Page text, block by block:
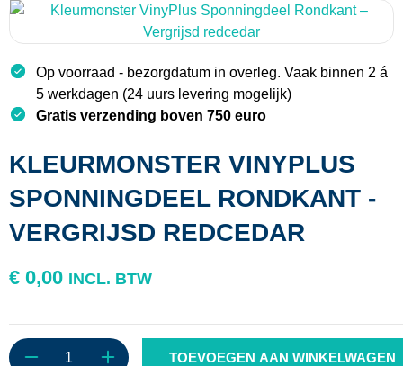
Op voorraad - bezorgdatum in overleg. Vaak binnen 2 á
5 werkdagen (24 uurs levering mogelijk)
Gratis verzending boven 750 euro
KLEURMONSTER VINYPLUS
SPONNINGDEEL RONDKANT -
VERGRIJSD REDCEDAR
€ 0,00 INCL. BTW
TOEVOEGEN AAN WINKELWAGEN